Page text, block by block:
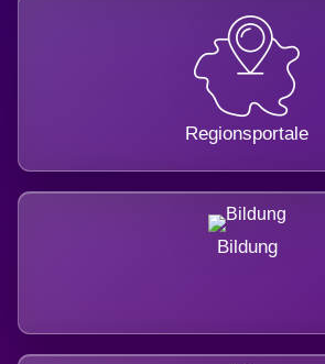
Regionsportale
Bildung